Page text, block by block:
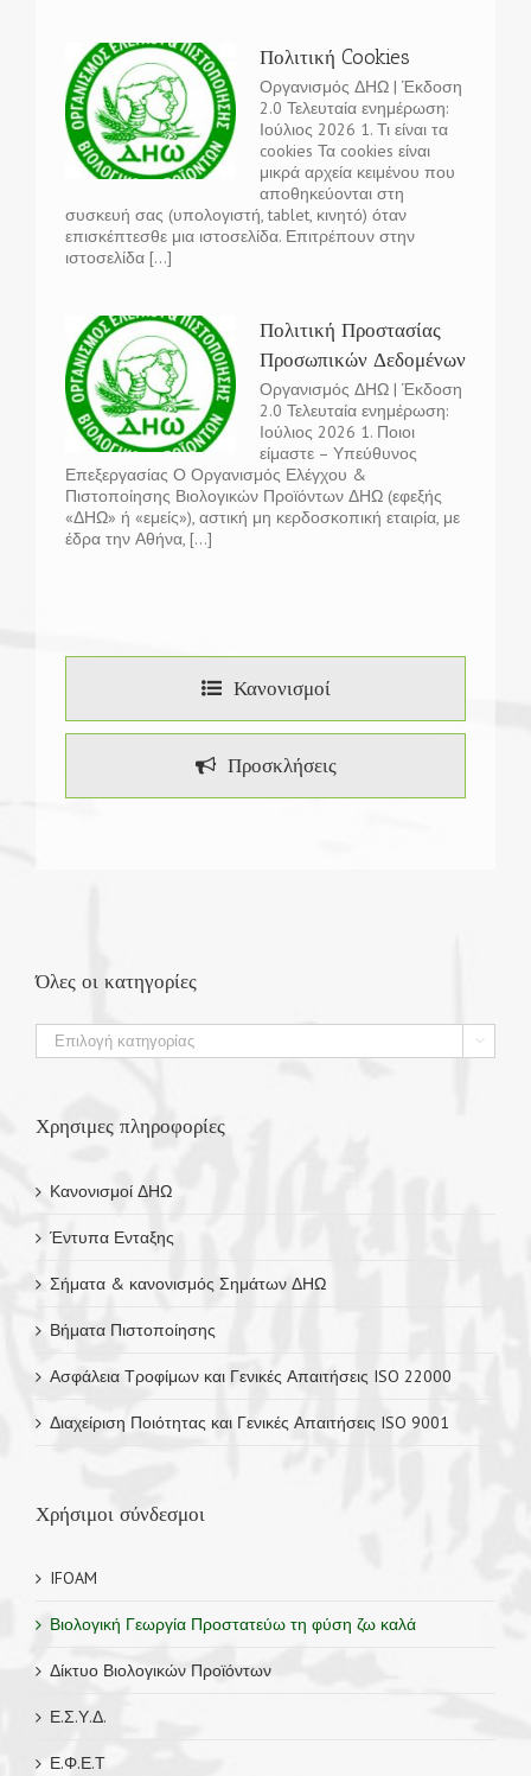
Πολιτική Cookies
Οργανισμός ΔΗΩ | Έκδοση
2.0 Τελευταία ενημέρωση:
Ιούλιος 2026 1. Τι είναι τα
cookies Τα cookies είναι
μικρά αρχεία κειμένου που
αποθηκεύονται στη
συσκευή σας (υπολογιστή, tablet, κινητό) όταν
επισκέπτεσθε μια ιστοσελίδα. Επιτρέπουν στην
ιστοσελίδα [...]
Πολιτική Προστασίας
Προσωπικών Δεδομένων
Οργανισμός ΔΗΩ | Έκδοση
2.0 Τελευταία ενημέρωση:
Ιούλιος 2026 1. Ποιοι
είμαστε – Υπεύθυνος
Επεξεργασίας Ο Οργανισμός Ελέγχου &
Πιστοποίησης Βιολογικών Προϊόντων ΔΗΩ (εφεξής
«ΔΗΩ» ή «εμείς»), αστική μη κερδοσκοπική εταιρία, με
έδρα την Αθήνα, [...]
Κανονισμοί
Προσκλήσεις
Όλες οι κατηγορίες
Όλες
οι

Χρησιμες πληροφορίες
Κανονισμοί ΔΗΩ
Έντυπα Ενταξης
Σήματα & κανονισμός Σημάτων ΔΗΩ
Βήματα Πιστοποίησης
Ασφάλεια Τροφίμων και Γενικές Απαιτήσεις ISO 22000
Διαχείριση Ποιότητας και Γενικές Απαιτήσεις ISO 9001
Χρήσιμοι σύνδεσμοι
IFOAM
Βιολογική Γεωργία Προστατεύω τη φύση ζω καλά
Δίκτυο Βιολογικών Προϊόντων
Ε.Σ.Υ.Δ.
Ε.Φ.Ε.Τ